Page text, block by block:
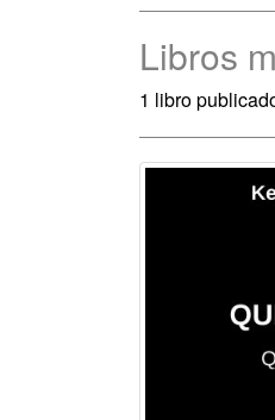
Libros
1 libro